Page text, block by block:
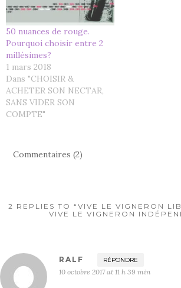
50 nuances de rouge.
Pourquoi choisir entre 2
millésimes?
1 mars 2018
Dans "CHOISIR &
ACHETER SON NECTAR,
SANS VIDER SON
COMPTE"
Commentaires (2)
2 REPLIES TO “VIVE LE VIGNERON
VIVE LE VIGNERON
RALF RÉPONDRE
10 octobre 2017 at 11 h 39 min